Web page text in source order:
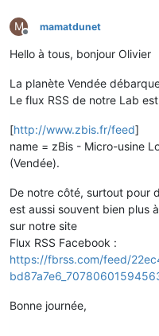
M
Hors-ligne
mamatdunet
Hello à tous, bonjour Olivier
La planète Vendée
Le flux RSS de notre Lab
[http://www.zbis.fr/feed]
name = zBis - Micro-usine
(Vendée).
De notre côté, surtout pour
est aussi souvent bien plus
sur notre site
Flux RSS Facebook :
https://fbrss.com/feed/
Bonne journée,